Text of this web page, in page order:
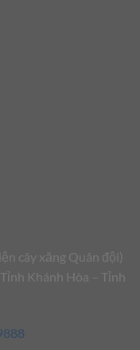
cây xăng Quân đội)
Khánh Hòa – Tỉnh